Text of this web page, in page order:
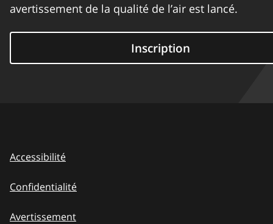
avertissement de la qualité de l’air est lancé.
Inscription
Accessibilité
Confidentialité
Avertissement